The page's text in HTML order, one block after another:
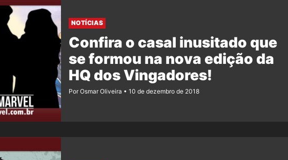
NOTÍCIAS
Confira o casal inusitado que
se formou na nova edição da
HQ dos Vingadores!
Por Osmar Oliveira 10 de dezembro de 2018